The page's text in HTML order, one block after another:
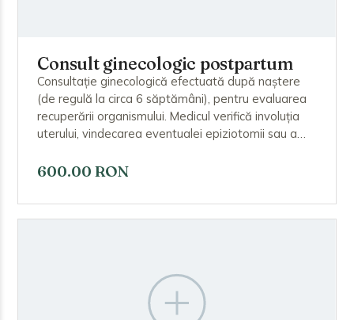
Consult ginecologic postpartum
Consultație ginecologică efectuată după naștere
(de regulă la circa 6 săptămâni), pentru evaluarea
recuperării organismului. Medicul verifică involuția
uterului, vindecarea eventualei epiziotomii sau a
și discută despre contracepție, reluarea activității și
600.00 RON